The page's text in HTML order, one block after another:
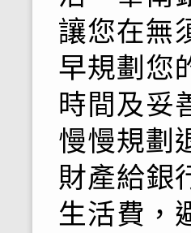
讓您在無
早規劃您
時間及妥
慢慢規劃
財產給銀
生活費，